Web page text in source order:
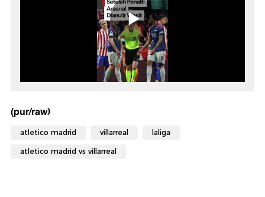
(pur/raw)
atletico madrid villarreal laliga
atletico madrid vs villarreal